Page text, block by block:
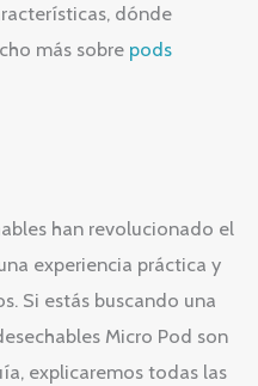
dónde
más sobre pods
han revolucionado el
experiencia práctica y
Si estás buscando una
Micro Pod son
explicaremos todas las